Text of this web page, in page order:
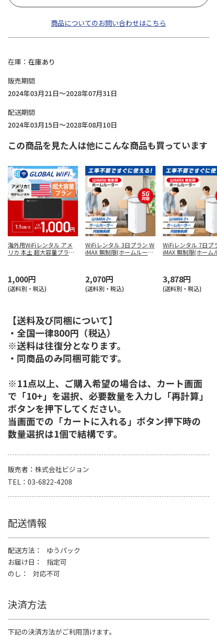
商品についてのお問い合わせはこちら
在庫
在庫あり
販売期間
2024年03月21日～2028年07月31日
配送期間
2024年03月15日～2028年08月10日
この商品を見た人は他にこんな商品も買っています
海外用WiFiレンタル アメ
リカ 本土 超大容量プラン
1,000円
(送料別・税込)
WiFiレンタル 3日プラン W
iMAX 無制限(ホームルータ
2,070円
(送料別・税込)
WiFiレンタル 7日プ
iMAX 無制限(ホーム
3,878円
(送料別・税込)
【送料及び同梱について】
・全国一律800円（税込）
※送料は往復分となります。
・同商品のみ同梱可能です。
※11点以上、ご購入希望の場合は、カート画面
で「10+」を選択、必要数量を入力し「再計算」
ボタンを押下してください。
当画面での「カートに入れる」ボタン押下時の
数量選択は1個で結構です。
販売者
株式会社ビジョン
TEL
03-6822-4208
配送情報
配送方法
ゆうパック
お届け日
指定可
のし
対応不可
決済方法
下記の決済方法がご利用頂けます。